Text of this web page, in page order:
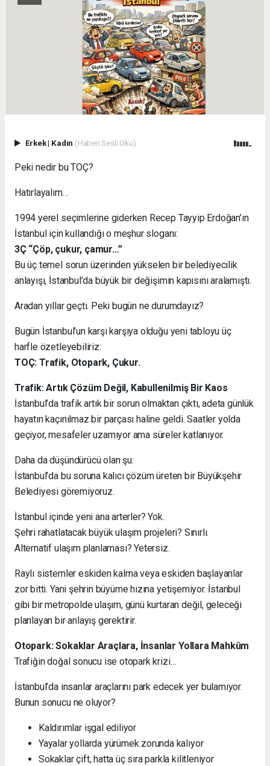
Erkek| Kadın (Haberi Sesli Oku)
Peki nedir bu TOÇ?
Hatırlayalım…
1994 yerel seçimlerine giderken Recep Tayyip Erdoğan’ın
İstanbul için kullandığı o meşhur sloganı:
3Ç “Çöp, çukur, çamur…”
Bu üç temel sorun üzerinden yükselen bir belediyecilik
anlayışı, İstanbul’da büyük bir değişimin kapısını aralamıştı.
Aradan yıllar geçti. Peki bugün ne durumdayız?
Bugün İstanbul’un karşı karşıya olduğu yeni tabloyu üç
harfle özetleyebiliriz:
TOÇ: Trafik, Otopark, Çukur.
Trafik: Artık Çözüm Değil, Kabullenilmiş Bir Kaos
İstanbul’da trafik artık bir sorun olmaktan çıktı, adeta günlük
hayatın kaçınılmaz bir parçası haline geldi. Saatler yolda
geçiyor, mesafeler uzamıyor ama süreler katlanıyor.
Daha da düşündürücü olan şu:
İstanbul’da bu soruna kalıcı çözüm üreten bir Büyükşehir
Belediyesi göremiyoruz.
İstanbul içinde yeni ana arterler? Yok.
Şehri rahatlatacak büyük ulaşım projeleri? Sınırlı.
Alternatif ulaşım planlaması? Yetersiz.
Raylı sistemler eskiden kalma veya eskiden başlayanlar
zor bitti. Yani şehrin büyüme hızına yetişemiyor. İstanbul
gibi bir metropolde ulaşım, günü kurtaran değil, geleceği
planlayan bir anlayış gerektirir.
Otopark: Sokaklar Araçlara, İnsanlar Yollara Mahkûm
Trafiğin doğal sonucu ise otopark krizi…
İstanbul’da insanlar araçlarını park edecek yer bulamıyor.
Bunun sonucu ne oluyor?
Kaldırımlar işgal ediliyor
Yayalar yollarda yürümek zorunda kalıyor
Sokaklar çift, hatta üç sıra parkla kilitleniyor